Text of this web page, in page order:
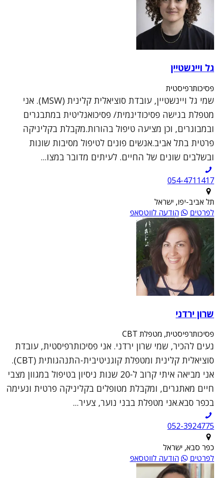
גל ויינשטיין
פסיכותרפיסטית
שמי גל ויינשטיין, עובדת סוציאלית קלינית (MSW). אני
מטפלת בגישה פסיכודינמית/ פסיכואנליטית במתבגרים
ובמבוגרים, וכן מציעה טיפול בהורות.מקבלת בקליניקה
פרטית בתל אביב.אנשים פונים לטיפול מסיבות שונות
ובשלבים שונים של החיים. לעיתים מדובר במצו...
054-4711417
תל אביב-יפו, ישראל
לפרטים
הודעה לווטסאפ
שרון ירדני
פסיכותרפיסטית, מטפלת CBT
נעים להכיר, שמי שרון ירדני. אני פסיכותרפיסטית, עובדת
סוציאלית קלינית ומטפלת קוגניטיבית-התנהגותית (CBT).
אני מביאה איתי קרוב ל-20 שנות ניסיון בטיפול במגוון מצבי
חיים מאתגרים, ומקבלת מטופלים בקליניקה פרטית ונעימה
בכפר סבא.אני מטפלת בבני נוער, צעיר...
052-3924775
כפר סבא, ישראל
לפרטים
הודעה לווטסאפ